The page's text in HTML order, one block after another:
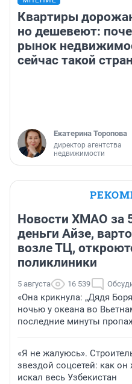
Квартиры
но дешевеют:
рынок
сейчас такой
Екатерина Торопова
директор агентства
недвижимости
Новости ХМАО за
деньги Айзе,
возле ТЦ,
поликлиники
5 августа 16 539
«Она крикнула: „Дядя
ночью у океана во
последние минуты
«Я не жалуюсь».
звездой соцсетей: как
искал весь Узбекистан